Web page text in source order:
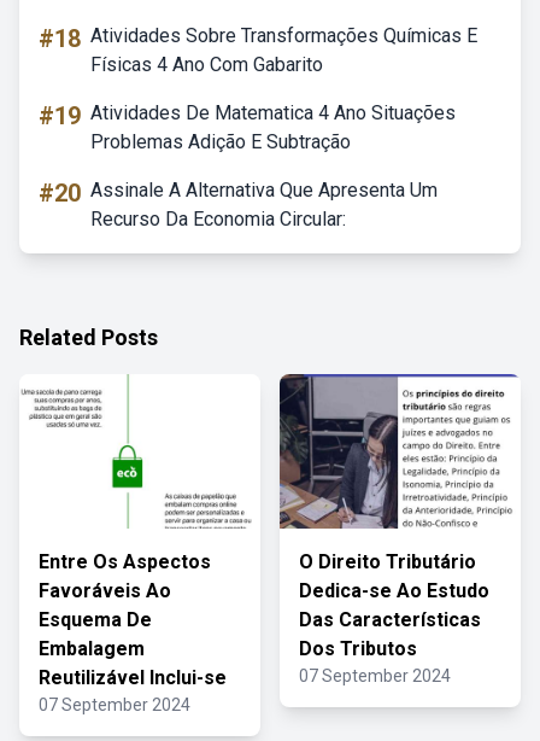
#18 Atividades Sobre Transformações Químicas E
Físicas 4 Ano Com Gabarito
#19 Atividades De Matematica 4 Ano Situações
Problemas Adição E Subtração
#20 Assinale A Alternativa Que Apresenta Um
Recurso Da Economia Circular:
Related Posts
Entre Os Aspectos
Favoráveis Ao
Esquema De
Embalagem
Reutilizável Inclui-se
07 September 2024
O Direito Tributário
Dedica-se Ao Estudo
Das Características
Dos Tributos
07 September 2024